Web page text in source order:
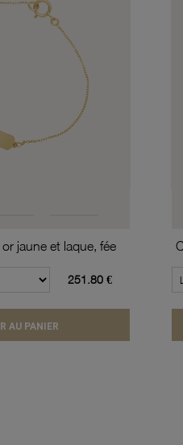
jaune et laque, fée
251.80 €
AU PANIER